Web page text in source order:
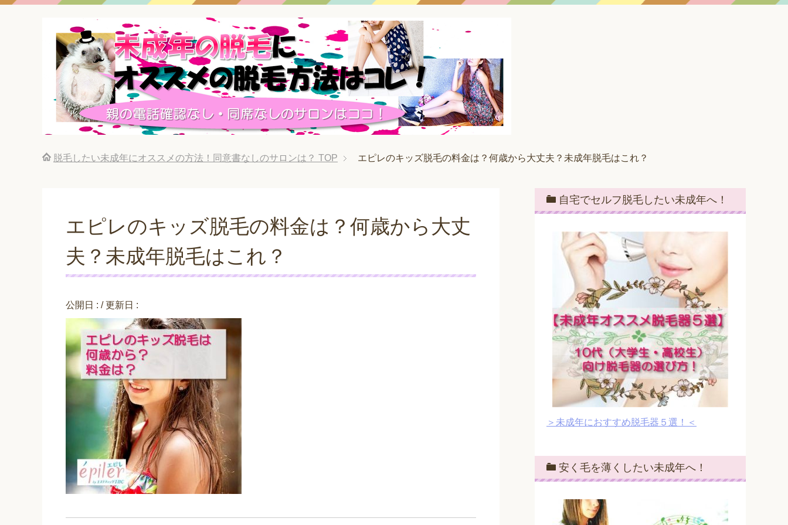
脱毛したい未成年にオススメの方法！同意書なしのサロンは？ TOP エピレのキッズ脱毛の料金は？何歳から大丈夫？未成年脱毛はこれ？
エピレのキッズ脱毛の料金は？何歳から大丈
夫？未成年脱毛はこれ？
公開日 : / 更新日 :
自宅でセルフ脱毛したい未成年へ！
＞未成年におすすめ脱毛器５選！＜
安く毛を薄くしたい未成年へ！